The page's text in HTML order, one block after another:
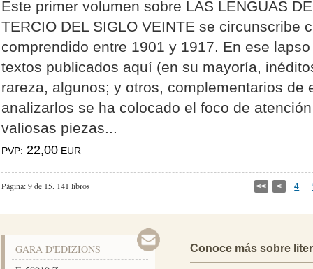
Este primer volumen sobre LAS LENGUAS
TERCIO DEL SIGLO VEINTE se circunscribe
comprendido entre 1901 y 1917. En ese
textos publicados aquí (en su mayoría,
rareza, algunos; y otros, complementarios de
analizarlos se ha colocado el foco de
valiosas piezas...
PVP: 22,00 EUR
Página: 9 de 15. 141 libros << < 4
GARA D'EDIZIONS
Conoce más sobre